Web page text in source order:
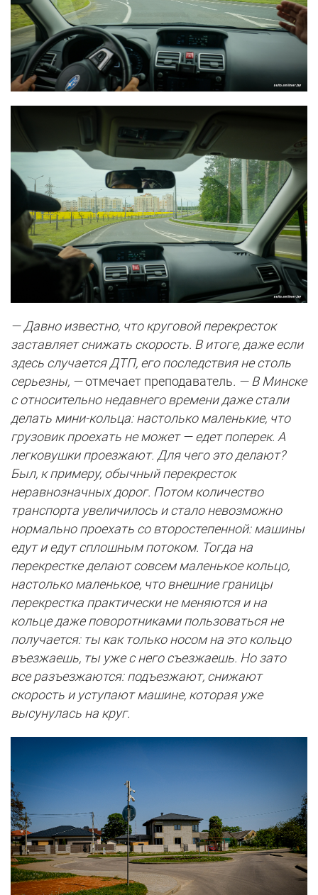
— Давно известно, что круговой перекресток
заставляет снижать скорость. В итоге, даже если
здесь случается ДТП, его последствия не столь
серьезны, —отмечает преподаватель. — В Минске
с относительно недавнего времени даже стали
делать мини-кольца: настолько маленькие, что
грузовик проехать не может — едет поперек. А
легковушки проезжают. Для чего это делают?
Был, к примеру, обычный перекресток
неравнозначных дорог. Потом количество
транспорта увеличилось и стало невозможно
нормально проехать со второстепенной: машины
едут и едут сплошным потоком. Тогда на
перекрестке делают совсем маленькое кольцо,
настолько маленькое, что внешние границы
перекрестка практически не меняются и на
кольце даже поворотниками пользоваться не
получается: ты как только носом на это кольцо
въезжаешь, ты уже с него съезжаешь. Но зато
все разъезжаются: подъезжают, снижают
скорость и уступают машине, которая уже
высунулась на круг.